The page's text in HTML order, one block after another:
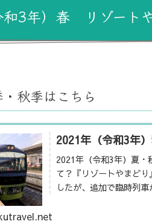
3年）春 リゾート
秋季はこちら
2021年（令和3年
2021年（令和3年）夏
て？『リゾートやまど
したが、追加で臨時列